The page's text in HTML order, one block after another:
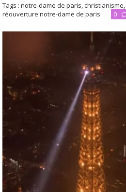
Tags : notre-dame de paris,christianisme,
réouverture notre-dame de paris
0